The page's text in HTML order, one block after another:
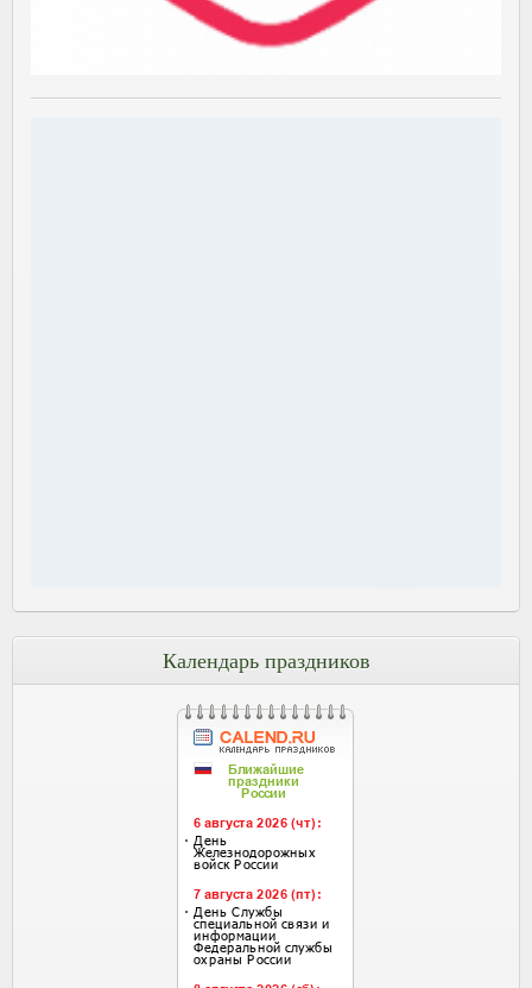
Календарь праздников